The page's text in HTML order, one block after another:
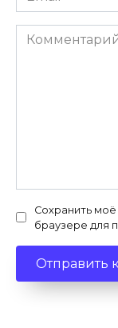
*
Комментарий
Сохранить
браузере для